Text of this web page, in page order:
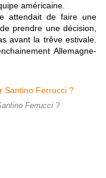
américaine.
attendait de faire une
prendre une décision,
avant la trêve estivale.
Allemagne-
Ferrucci ?